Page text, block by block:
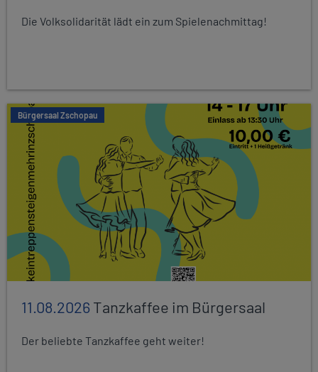
Die Volksolidarität lädt ein zum Spielenachmittag!
Bürgersaal Zschopau
11.08.2026Tanzkaffee im Bürgersaal
Der beliebte Tanzkaffee geht weiter!